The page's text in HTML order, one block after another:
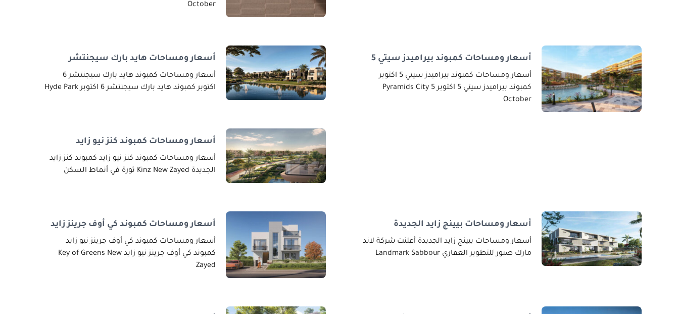
October
أسعار ومساحات كمبوند بيراميدز سيتي 5
أسعار ومساحات كمبوند بيراميدز سيتي 5 اكتوبر
كمبوند بيراميدز سيتي 5 اكتوبر Pyramids City 5
October
أسعار ومساحات هايد بارك سيجنتشر
أسعار ومساحات كمبوند هايد بارك سيجنتشر 6
اكتوبر كمبوند هايد بارك سيجنتشر 6 اكتوبر Hyde Park
أسعار ومساحات كمبوند كنز نيو زايد
أسعار ومساحات كمبوند كنز نيو زايد كمبوند كنز زايد
الجديدة Kinz New Zayed ثورة في أنماط السكن
أسعار ومساحات بيينج زايد الجديدة
أسعار ومساحات بيينج زايد الجديدة أعلنت شركة لاند
مارك صبور للتطوير العقاري Landmark Sabbour
أسعار ومساحات كمبوند كي أوف جرينز زايد
أسعار ومساحات كمبوند كي أوف جرينز نيو زايد
كمبوند كي أوف جرينز نيو زايد Key of Greens New
Zayed